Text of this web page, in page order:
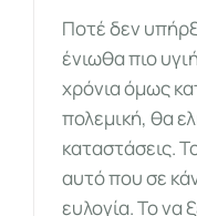
Ποτέ δεν
ένιωθα πιο
χρόνια όμως
πολεμική, θα
καταστάσεις.
αυτό που σε
ευλογία. Το να